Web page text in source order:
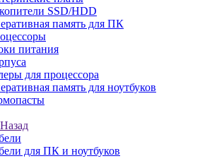
SSD/HDD
память для ПК
питания
для процессора
память для ноутбуков
Назад
для ПК и ноутбуков